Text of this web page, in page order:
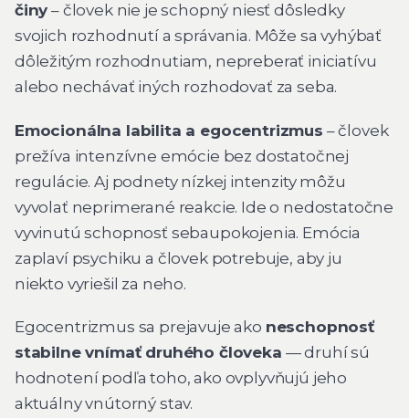
činy – človek nie je schopný niesť dôsledky
svojich rozhodnutí a správania. Môže sa vyhýbať
dôležitým rozhodnutiam, nepreberať iniciatívu
alebo nechávať iných rozhodovať za seba.
Emocionálna labilita a egocentrizmus – človek
prežíva intenzívne emócie bez dostatočnej
regulácie. Aj podnety nízkej intenzity môžu
vyvolať neprimerané reakcie. Ide o nedostatočne
vyvinutú schopnosť sebaupokojenia. Emócia
zaplaví psychiku a človek potrebuje, aby ju
niekto vyriešil za neho.
Egocentrizmus sa prejavuje ako neschopnosť
stabilne vnímať druhého človeka — druhí sú
hodnotení podľa toho, ako ovplyvňujú jeho
aktuálny vnútorný stav.